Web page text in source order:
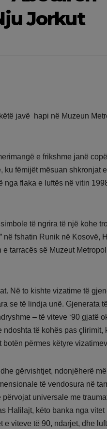
Jorkut
javë hapi në Muzeun
e frikshme janë
ku fëmijët mësuan shkronjat
flaka e luftës në vitin
të ngrira të një kohe
në fshatin Runik në Kosovë,
tarracës së Muzeut
Në to kishte vizatime të
se të lindja unë. Gjenerata
– të viteve ‘90 gjatë
të kohës pas
përmes këtyre
gërvishtjet, ndonjëherë
të vendosura në
universale me
Halilajt, këto banka nga
viteve të 90, ndarjet, dhe